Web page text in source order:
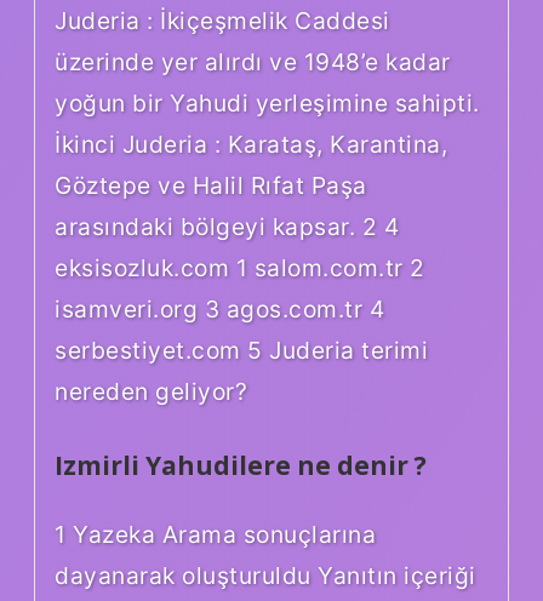
Juderia : İkiçeşmelik Caddesi
üzerinde yer alırdı ve 1948’e kadar
yoğun bir Yahudi yerleşimine sahipti.
İkinci Juderia : Karataş, Karantina,
Göztepe ve Halil Rıfat Paşa
arasındaki bölgeyi kapsar. 2 4
eksisozluk.com 1 salom.com.tr 2
isamveri.org 3 agos.com.tr 4
serbestiyet.com 5 Juderia terimi
nereden geliyor?
Izmirli Yahudilere ne denir ?
1 Yazeka Arama sonuçlarına
dayanarak oluşturuldu Yanıtın içeriği